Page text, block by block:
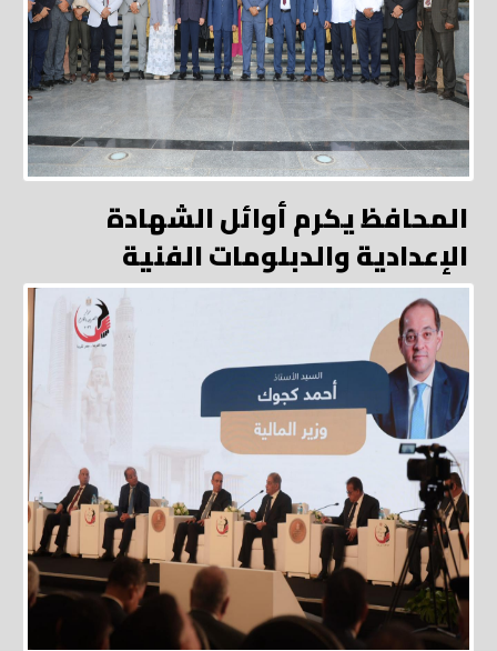
المحافظ يكرم أوائل الشهادة
الإعدادية والدبلومات الفنية